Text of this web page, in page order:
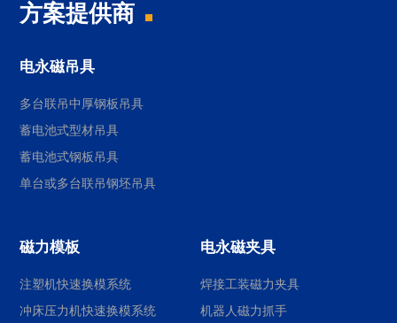
方案提供商
电永磁吊具
多台联吊中厚钢板吊具
蓄电池式型材吊具
蓄电池式钢板吊具
单台或多台联吊钢坯吊具
磁力模板
注塑机快速换模系统
冲床压力机快速换模系统
电永磁夹具
焊接工装磁力夹具
机器人磁力抓手